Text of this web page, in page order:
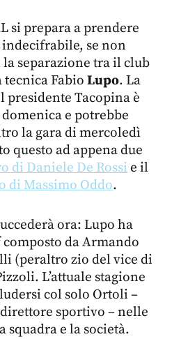
si prepara a prendere
se non
separazione tra il club
tecnica Fabio Lupo. La
presidente Tacopina è
e potrebbe
la gara di mercoledì
questo ad appena due
di Daniele De Rossi e il
di Massimo Oddo.
ora: Lupo ha
composto da Armando
(peraltro zio del vice di
L’attuale stagione
col solo Ortoli –
sportivo – nelle
squadra e la società.